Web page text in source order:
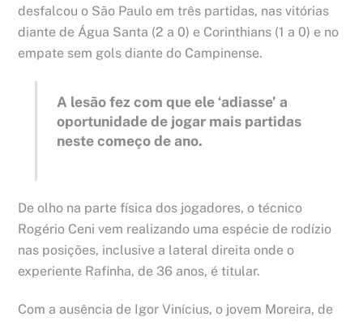
desfalcou o São Paulo em três partidas, nas vitórias
diante de Água Santa (2 a 0) e Corinthians (1 a 0) e no
empate sem gols diante do Campinense.
A lesão fez com que ele ‘adiasse’ a
oportunidade de jogar mais partidas
neste começo de ano.
De olho na parte física dos jogadores, o técnico
Rogério Ceni vem realizando uma espécie de rodízio
nas posições, inclusive a lateral direita onde o
experiente Rafinha, de 36 anos, é titular.
Com a ausência de Igor Vinícius, o jovem Moreira, de